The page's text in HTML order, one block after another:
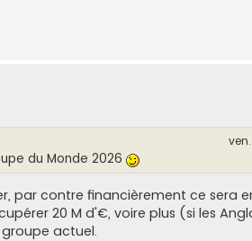
du Monde 2026
par contre financièrement ce sera
20 M d'€, voire plus (si les
actuel.